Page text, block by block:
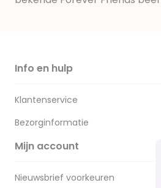
Info en hulp
Klantenservice
Bezorginformatie
Mijn account
Nieuwsbrief voorkeuren